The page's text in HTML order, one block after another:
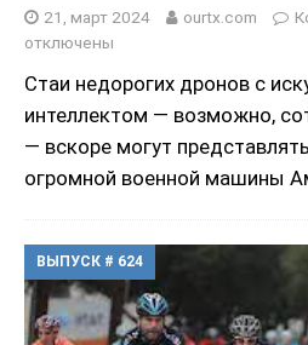
21, март 2024 ourtx.com
отключены
Стаи недорогих дронов с
интеллектом — возможно,
— вскоре могут
огромной военной машины
ВЫПУСК # 624